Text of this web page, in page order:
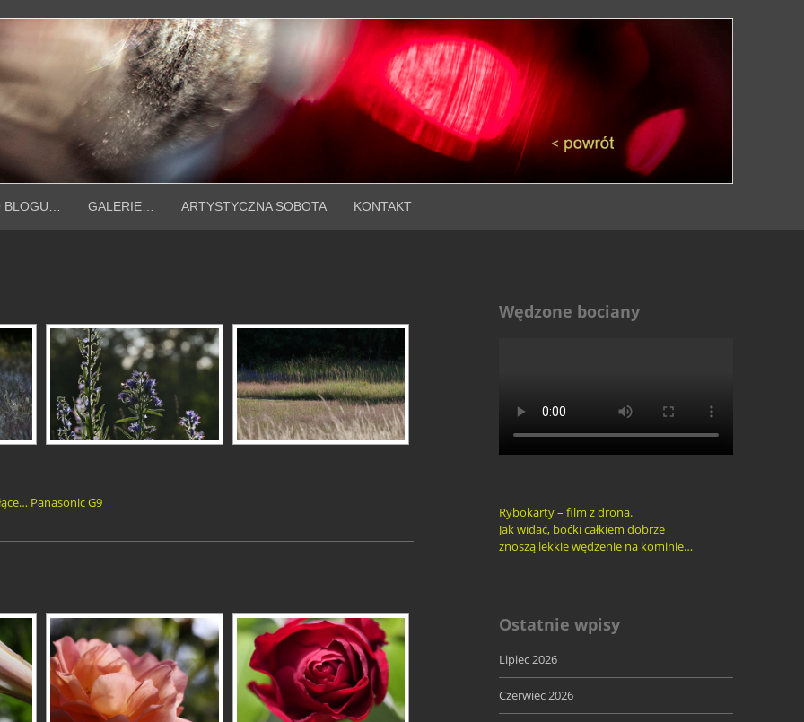
BLOGU… GALERIE… ARTYSTYCZNA SOBOTA KONTAKT
Panasonic G9
Wędzone bociany
Rybokarty – film z drona.
Jak widać, boćki całkiem dobrze
znoszą lekkie wędzenie na kominie…
Ostatnie wpisy
Lipiec 2026
Czerwiec 2026